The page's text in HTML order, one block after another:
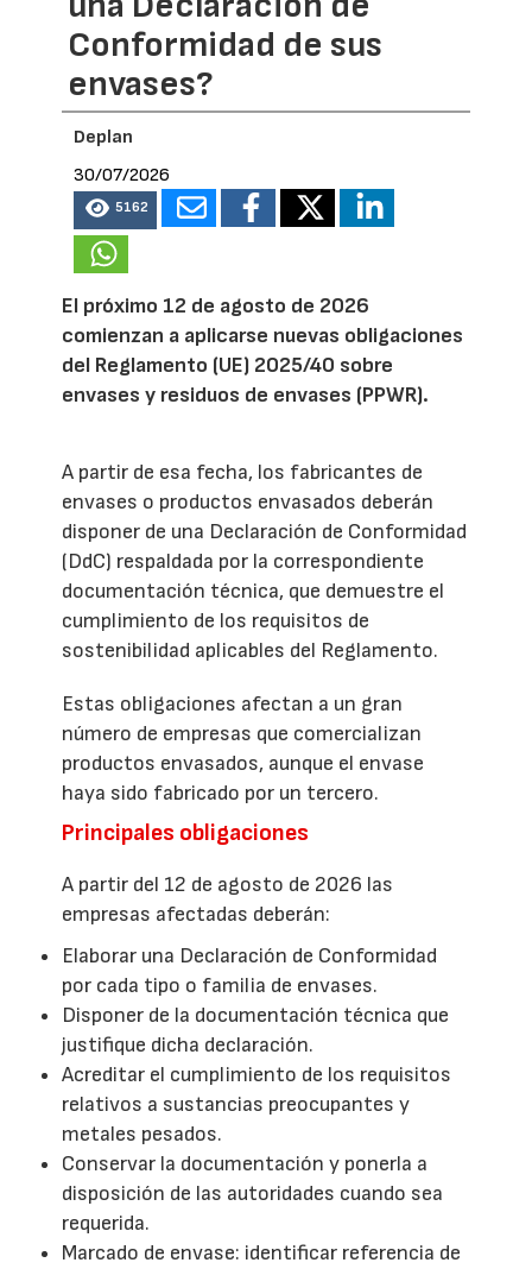
Conformidad de sus
envases?
Deplan
30/07/2026
5162
El próximo 12 de agosto de 2026
comienzan a aplicarse nuevas obligaciones
del Reglamento (UE) 2025/40 sobre
envases y residuos de envases (PPWR).
A partir de esa fecha, los fabricantes de
envases o productos envasados deberán
disponer de una Declaración de Conformidad
(DdC) respaldada por la correspondiente
documentación técnica, que demuestre el
cumplimiento de los requisitos de
sostenibilidad aplicables del Reglamento.
Estas obligaciones afectan a un gran
número de empresas que comercializan
productos envasados, aunque el envase
haya sido fabricado por un tercero.
Principales obligaciones
A partir del 12 de agosto de 2026 las
empresas afectadas deberán:
Elaborar una Declaración de Conformidad
por cada tipo o familia de envases.
Disponer de la documentación técnica que
justifique dicha declaración.
Acreditar el cumplimiento de los requisitos
relativos a sustancias preocupantes y
metales pesados.
Conservar la documentación y ponerla a
disposición de las autoridades cuando sea
requerida.
Marcado de envase: identificar referencia de